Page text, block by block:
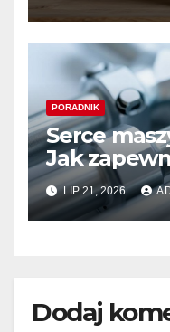
PORADNIK
Serce
Jak
systemom
Sauer
LIP 21, 2026
Dodaj